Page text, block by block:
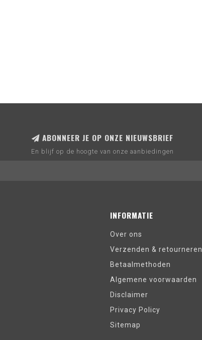
ABONNEER JE OP ONZE NIEUWSBRIEF
En blijf op de hoogte van onze aanbiedingen
INFORMATIE
Over ons
Verzenden & retourneren
Betaalmethoden
Algemene voorwaarden
Disclaimer
Privacy Policy
Sitemap